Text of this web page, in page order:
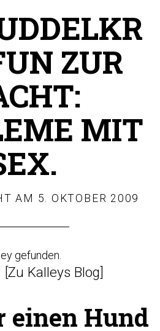
ZUR
MIT
AM 5. OKTOBER 2009
gefunden.
[Zu Kalleys Blog]
einen Hund